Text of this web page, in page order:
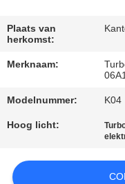
NEEM
ONS
OP
NIEUWS
Plaats van
herkomst:
Merknaam:
Modelnummer: K04
Hoog licht: